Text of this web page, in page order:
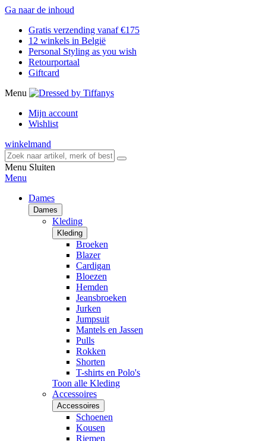
Ga naar de inhoud
Gratis verzending vanaf €175
12 winkels in België
Personal Styling as you wish
Retourportaal
Giftcard
Menu
Mijn account
Wishlist
winkelmand
Menu Sluiten
Menu
Dames
Dames
Kleding
Kleding
Broeken
Blazer
Cardigan
Bloezen
Hemden
Jeansbroeken
Jurken
Jumpsuit
Mantels en Jassen
Pulls
Rokken
Shorten
T-shirts en Polo's
Toon alle Kleding
Accessoires
Accessoires
Schoenen
Kousen
Riemen